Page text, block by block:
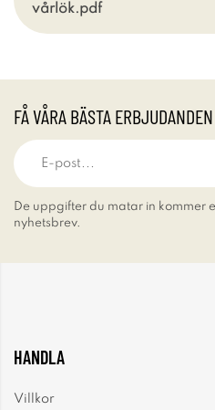
vårlök.pdf
FÅ VÅRA BÄSTA
De uppgifter du matar in kommer
nyhetsbrev.
HANDLA
Villkor